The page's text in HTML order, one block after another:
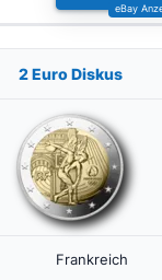
2 Euro Diskus
Frankreich